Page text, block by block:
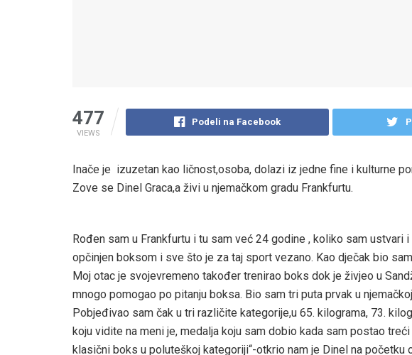
477
VIEWS
Podeli na Facebook
Inače je izuzetan kao ličnost,osoba, dolazi iz jedne fine i kulturne
Zove se Dinel Graca,a živi u njemačkom gradu Frankfurtu.
Rođen sam u Frankfurtu i tu sam već 24 godine , koliko sam ustvari
opčinjen boksom i sve što je za taj sport vezano. Kao dječak bio
Moj otac je svojevremeno također trenirao boks dok je živjeo u
mnogo pomogao po pitanju boksa. Bio sam tri puta prvak u
Pobjeđivao sam čak u tri različite kategorije,u 65. kilograma, 73.
koju vidite na meni je, medalja koju sam dobio kada sam postao
klasični boks u poluteškoj kategoriji“-otkrio nam je Dinel na početku